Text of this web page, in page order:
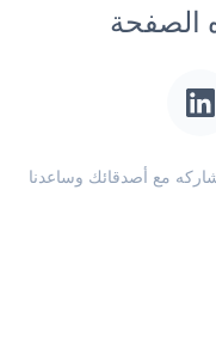
الصفحة
مع أصدقائك وساعدنا